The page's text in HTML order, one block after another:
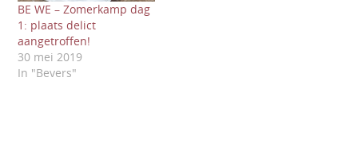
BE WE – Zomerkamp dag
1: plaats delict
aangetroffen!
30 mei 2019
In "Bevers"